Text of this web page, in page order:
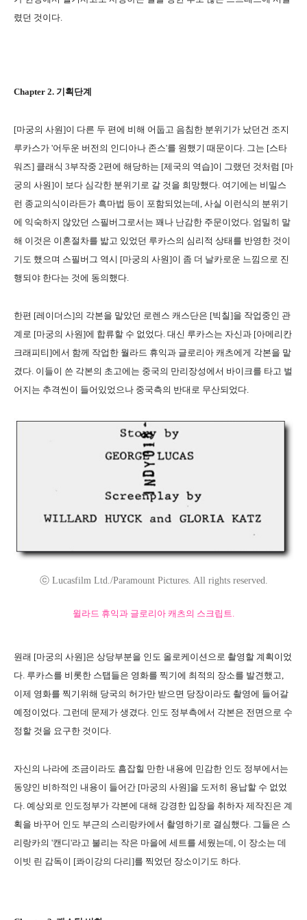
렸던 것이다.
Chapter 2. 기획단계
[마궁의 사원]이 다른 두 편에 비해 어둡고 음침한 분위기가 났던건 조지
루카스가 '어두운 버전의 인디아나 존스'를 원했기 때문이다. 그는 [스타
워즈] 클래식 3부작중 2편에 해당하는 [제국의 역습]이 그랬던 것처럼 [마
궁의 사원]이 보다 심각한 분위기로 갈 것을 희망했다. 여기에는 비밀스
런 종교의식이라든가 흑마법 등이 포함되었는데, 사실 이런식의 분위기
에 익숙하지 않았던 스필버그로서는 꽤나 난감한 주문이었다. 엄밀히 말
해 이것은 이혼절차를 밟고 있었던 루카스의 심리적 상태를 반영한 것이
기도 했으며 스필버그 역시 [마궁의 사원]이 좀 더 날카로운 느낌으로 진
행되야 한다는 것에 동의했다.
한편 [레이더스]의 각본을 맡았던 로렌스 캐스단은 [빅칠]을 작업중인 관
계로 [마궁의 사원]에 합류할 수 없었다. 대신 루카스는 자신과 [아메리칸
크래피티]에서 함께 작업한 월라드 휴익과 글로리아 캐츠에게 각본을 맡
겼다. 이들이 쓴 각본의 초고에는 중국의 만리장성에서 바이크를 타고 벌
어지는 추격씬이 들어있었으나 중국측의 반대로 무산되었다.
ⓒ Lucasfilm Ltd./Paramount Pictures. All rights reserved.
윌라드 휴익과 글로리아 캐츠의 스크립트.
원래 [마궁의 사원]은 상당부분을 인도 올로케이션으로 촬영할 계획이었
다. 루카스를 비롯한 스탭들은 영화를 찍기에 최적의 장소를 발견했고,
이제 영화를 찍기위해 당국의 허가만 받으면 당장이라도 촬영에 들어갈
예정이었다. 그런데 문제가 생겼다. 인도 정부측에서 각본은 전면으로 수
정할 것을 요구한 것이다.
자신의 나라에 조금이라도 흠잡힐 만한 내용에 민감한 인도 정부에서는
동양인 비하적인 내용이 들어간 [마궁의 사원]을 도저히 용납할 수 없었
다. 예상외로 인도정부가 각본에 대해 강경한 입장을 취하자 제작진은 계
획을 바꾸어 인도 부근의 스리랑카에서 촬영하기로 결심했다. 그들은 스
리랑카의 '캔디'라고 불리는 작은 마을에 세트를 세웠는데, 이 장소는 데
이빗 린 감독이 [콰이강의 다리]를 찍었던 장소이기도 하다.